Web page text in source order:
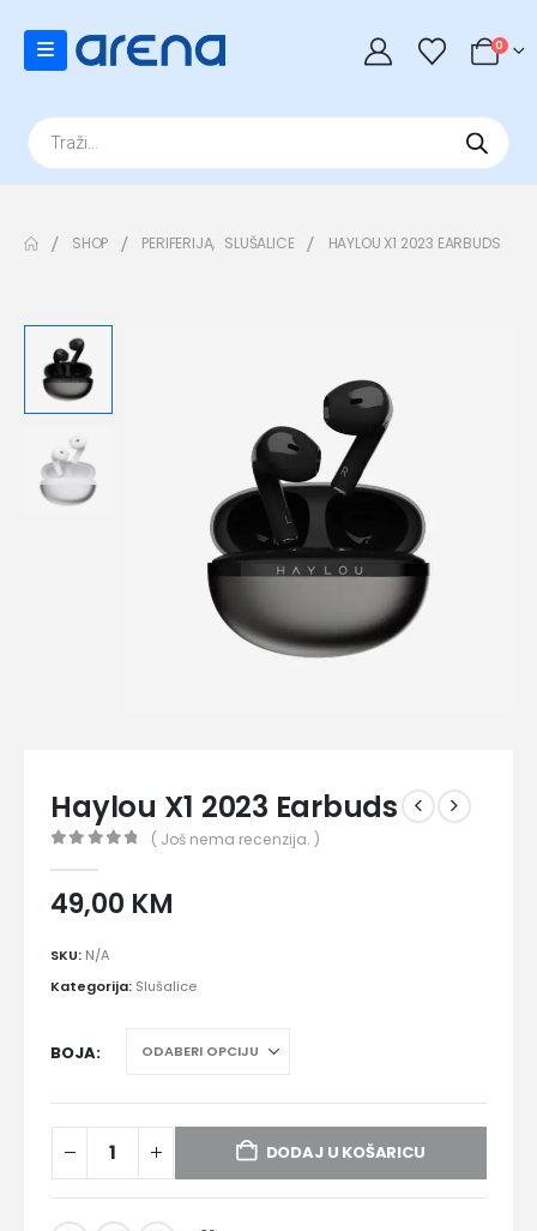
0
Products
search
SHOP PERIFERIJA, SLUŠALICE HAYLOU X1 2023 EARBUDS
Haylou X1 2023 Earbuds
( Još nema recenzija. )
49,00 KM
SKU: N/A
Kategorija: Slušalice
BOJA
DODAJ U KOŠARICU